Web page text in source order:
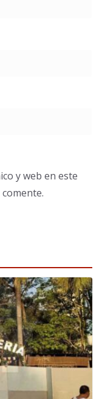
y web en este